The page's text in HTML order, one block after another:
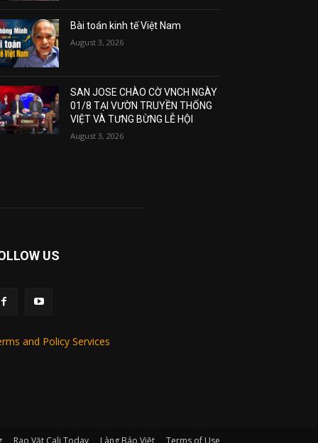
Bài toán kinh tế Việt Nam
August 3, 2026
SAN JOSE CHÀO CỜ VNCH NGÀY
01/8 TẠI VƯỜN TRUYỀN THỐNG
VIỆT VÀ TƯNG BỪNG LỄ HỘI
August 3, 2026
US
and Policy Services
Rao Vặt Cali Today Làng Báo Việt Terms of Use